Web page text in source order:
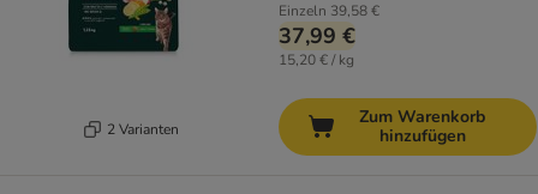
2 Varianten
Einzeln 39,58 €
37,99 €
15,20 € / kg
Zum Warenkorb
hinzufügen